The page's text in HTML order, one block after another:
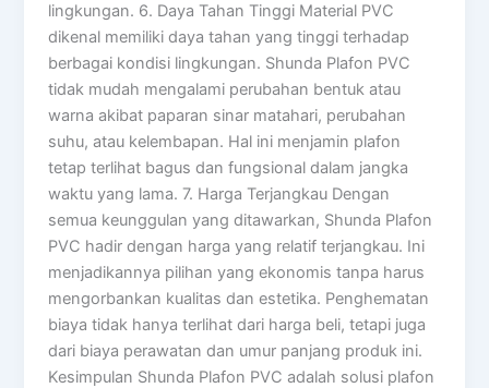
lingkungan. 6. Daya Tahan Tinggi Material PVC
dikenal memiliki daya tahan yang tinggi terhadap
berbagai kondisi lingkungan. Shunda Plafon PVC
tidak mudah mengalami perubahan bentuk atau
warna akibat paparan sinar matahari, perubahan
suhu, atau kelembapan. Hal ini menjamin plafon
tetap terlihat bagus dan fungsional dalam jangka
waktu yang lama. 7. Harga Terjangkau Dengan
semua keunggulan yang ditawarkan, Shunda Plafon
PVC hadir dengan harga yang relatif terjangkau. Ini
menjadikannya pilihan yang ekonomis tanpa harus
mengorbankan kualitas dan estetika. Penghematan
biaya tidak hanya terlihat dari harga beli, tetapi juga
dari biaya perawatan dan umur panjang produk ini.
Kesimpulan Shunda Plafon PVC adalah solusi plafon